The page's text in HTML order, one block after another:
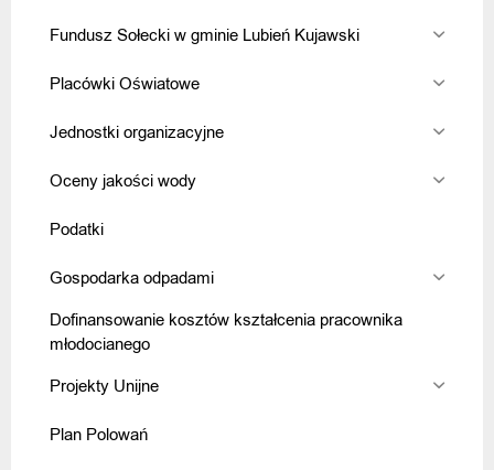
Fundusz Sołecki w gminie Lubień Kujawski
Placówki Oświatowe
Jednostki organizacyjne
Oceny jakości wody
Podatki
Gospodarka odpadami
Dofinansowanie kosztów kształcenia pracownika
młodocianego
Projekty Unijne
Plan Polowań